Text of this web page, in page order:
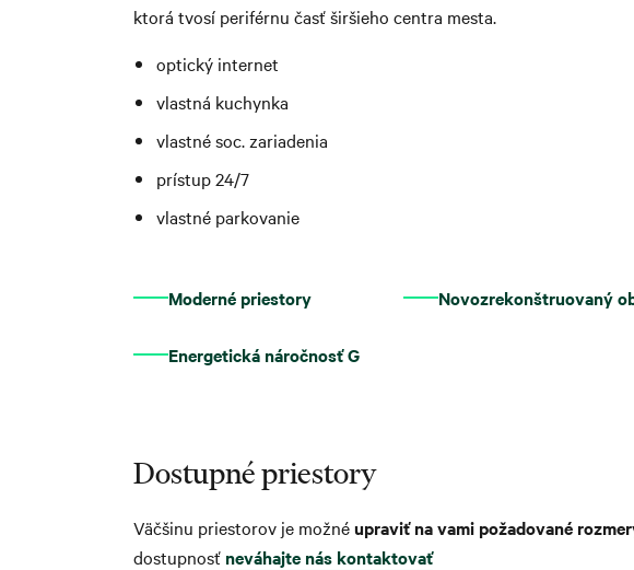
ktorá tvosí periférnu časť širšieho centra mesta.
optický internet
vlastná kuchynka
vlastné soc. zariadenia
prístup 24/7
vlastné parkovanie
Moderné priestory Novozrekonštruovaný
Energetická náročnosť G
Dostupné priestory
Väčšinu priestorov je možnéupraviť na vami požadované
dostupnosť neváhajte nás kontaktovať